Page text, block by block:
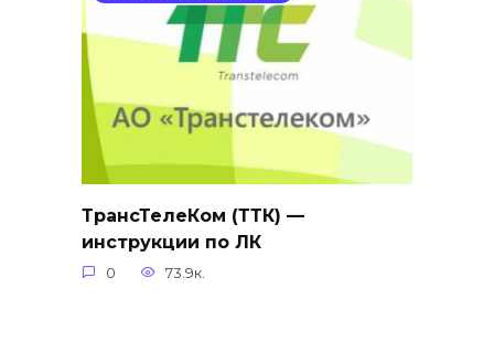
ТрансТелеКом (ТТК) —
инструкции по ЛК
0 73.9к.